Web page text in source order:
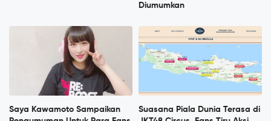
Diumumkan
Saya Kawamoto Sampaikan
Suasana Piala Dunia Terasa di